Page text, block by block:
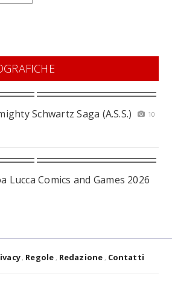
Schwartz Saga (A.S.S.)
10
Lucca Comics and Games 2026
Regole Redazione Contatti